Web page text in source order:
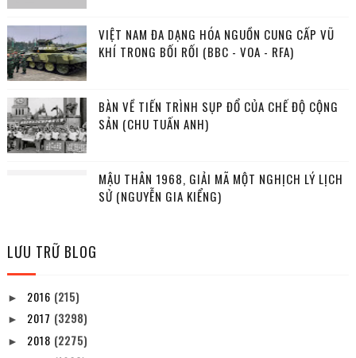
VIỆT NAM ĐA DẠNG HÓA NGUỒN CUNG CẤP VŨ
KHÍ TRONG BỐI RỐI (BBC - VOA - RFA)
BÀN VỀ TIẾN TRÌNH SỤP ĐỔ CỦA CHẾ ĐỘ CỘNG
SẢN (CHU TUẤN ANH)
MẬU THÂN 1968, GIẢI MÃ MỘT NGHỊCH LÝ LỊCH
SỬ (NGUYỄN GIA KIỂNG)
LƯU TRỮ BLOG
► 2016 (215)
► 2017 (3298)
► 2018 (2275)